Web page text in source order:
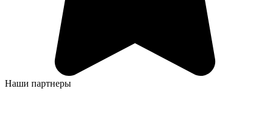
Наши партнеры